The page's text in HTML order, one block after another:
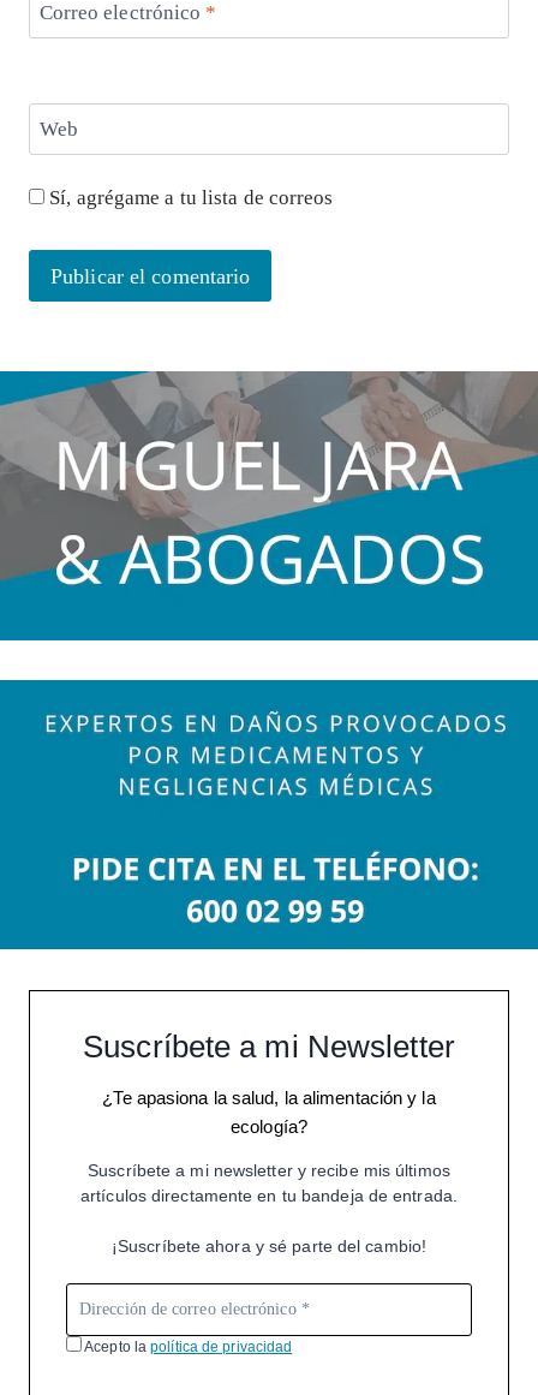
Correo electrónico *
Web
Sí, agrégame a tu lista de correos
Suscríbete a mi Newsletter
¿Te apasiona la salud, la alimentación y la
ecología?
Suscríbete a mi newsletter y recibe mis últimos
artículos directamente en tu bandeja de entrada.
¡Suscríbete ahora y sé parte del cambio!
Acepto lapolítica de privacidad